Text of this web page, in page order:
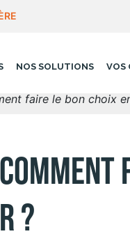
NOS SOLUTIONS VOS
faire le bon choix
?